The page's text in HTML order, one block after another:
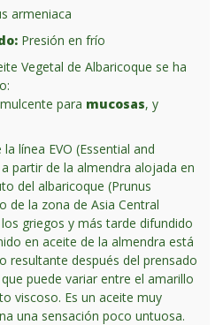
armeniaca
Presión en frío
Vegetal de Albaricoque se ha
para mucosas, y
línea EVO (Essential and
partir de la almendra alojada en
del albaricoque (Prunus
de la zona de Asia Central
griegos y más tarde difundido
en aceite de la almendra está
resultante después del prensado
puede variar entre el amarillo
viscoso. Es un aceite muy
una sensación poco untuosa.